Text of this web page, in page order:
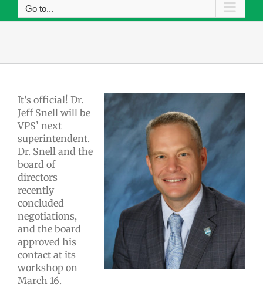
Go to...
It’s official! Dr.
Jeff Snell will be
VPS’ next
superintendent.
Dr. Snell and the
board of
directors
recently
concluded
negotiations,
and the board
approved his
contact at its
workshop on
March 16.